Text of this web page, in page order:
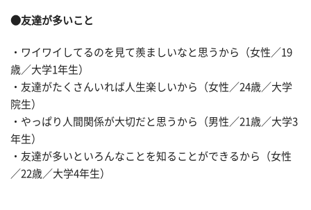
●友達が多いこと
・ワイワイしてるのを見て羨ましいなと思うから（女性／19
歳／大学1年生）
・友達がたくさんいれば人生楽しいから（女性／24歳／大学
院生）
・やっぱり人間関係が大切だと思うから（男性／21歳／大学3
年生）
・友達が多いといろんなことを知ることができるから（女性
／22歳／大学4年生）